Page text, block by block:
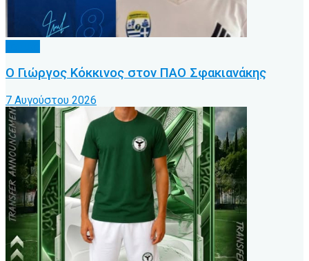
Ο Γιώργος Κόκκινος στον ΠΑΟ Σφακιανάκης
7 Αυγούστου 2026